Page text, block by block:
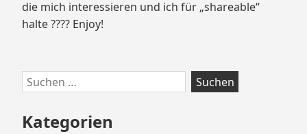
die mich interessieren und ich für „shareable“
halte ???? Enjoy!
Suchen
nach:
Kategorien